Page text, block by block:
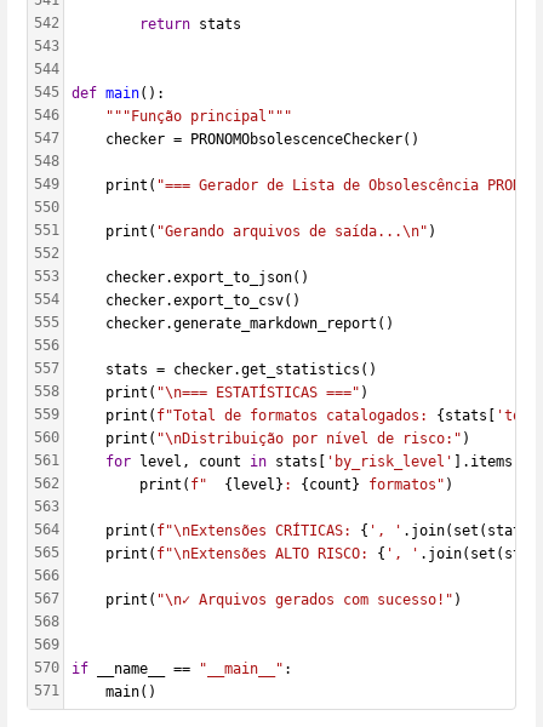
542
543
544
545
546
547
548
549
550
551
552
553
554
555
556
557
558
559
560
561
562
563
564
565
566
567
568
569
570
571
return stats
def main():
"""Função principal"""
    checker = PRONOMObsolescenceChecker()
    print(
"=== Gerador de Lista de Obsolescência
    print(
"Gerando arquivos de saída...\n" )
    checker.export_to_json()
    checker.export_to_csv()
    checker.generate_markdown_report()
    stats = checker.get_statistics()
    print(
"\n=== ESTATÍSTICAS ===" )
    print(
f"Total de formatos catalogados: {stats[
    print(
"\nDistribuição por nível de risco:" )
for level, count in stats[ 'by_risk_level'
].items():
        print(
f" {level} : {count} formatos" )
    print(
f"\nExtensões CRÍTICAS: { ', ' .join(set(stats[
    print(
f"\nExtensões ALTO RISCO: { ', '
    print(
"\n✓ Arquivos gerados com sucesso!" )
if __name__ == "__main__" :
    main()